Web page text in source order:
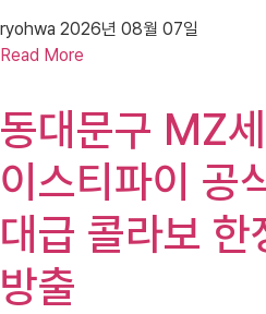
ryohwa 2026년 08월 07일
Read More
동대문구 MZ
이스티파이 공
대급 콜라보 한
방출